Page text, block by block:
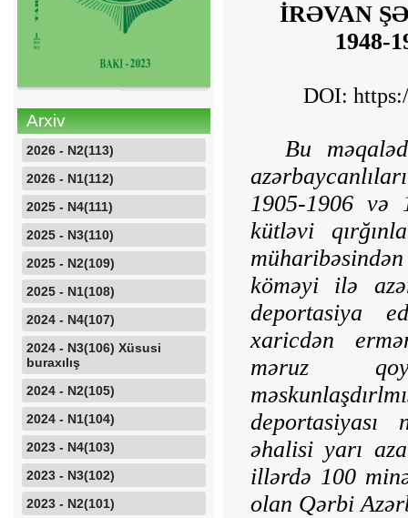
Arxiv
2026 - N2(113)
2026 - N1(112)
2025 - N4(111)
2025 - N3(110)
2025 - N2(109)
2025 - N1(108)
2024 - N4(107)
2024 - N3(106) Xüsusi
buraxılış
2024 - N2(105)
2024 - N1(104)
2023 - N4(103)
2023 - N3(102)
2023 - N2(101)
İRƏVAN
1948-
DOI:
Bu
1905-1906 və
kütləvi
köməyi ilə
deportasiya
xaricdən
məruz
deportasiyası
əhalisi yarı
illərdə 100
olan Qərbi